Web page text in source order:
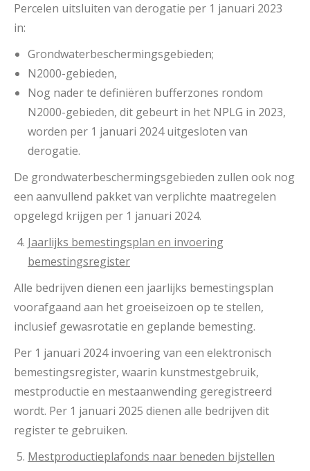
Percelen uitsluiten van derogatie per 1 januari 2023
in:
Grondwaterbeschermingsgebieden;
N2000-gebieden,
Nog nader te definiëren bufferzones rondom
N2000-gebieden, dit gebeurt in het NPLG in 2023,
worden per 1 januari 2024 uitgesloten van
derogatie.
De grondwaterbeschermingsgebieden zullen ook nog
een aanvullend pakket van verplichte maatregelen
opgelegd krijgen per 1 januari 2024.
Jaarlijks bemestingsplan en invoering
bemestingsregister
Alle bedrijven dienen een jaarlijks bemestingsplan
voorafgaand aan het groeiseizoen op te stellen,
inclusief gewasrotatie en geplande bemesting.
Per 1 januari 2024 invoering van een elektronisch
bemestingsregister, waarin kunstmestgebruik,
mestproductie en mestaanwending geregistreerd
wordt. Per 1 januari 2025 dienen alle bedrijven dit
register te gebruiken.
Mestproductieplafonds naar beneden bijstellen